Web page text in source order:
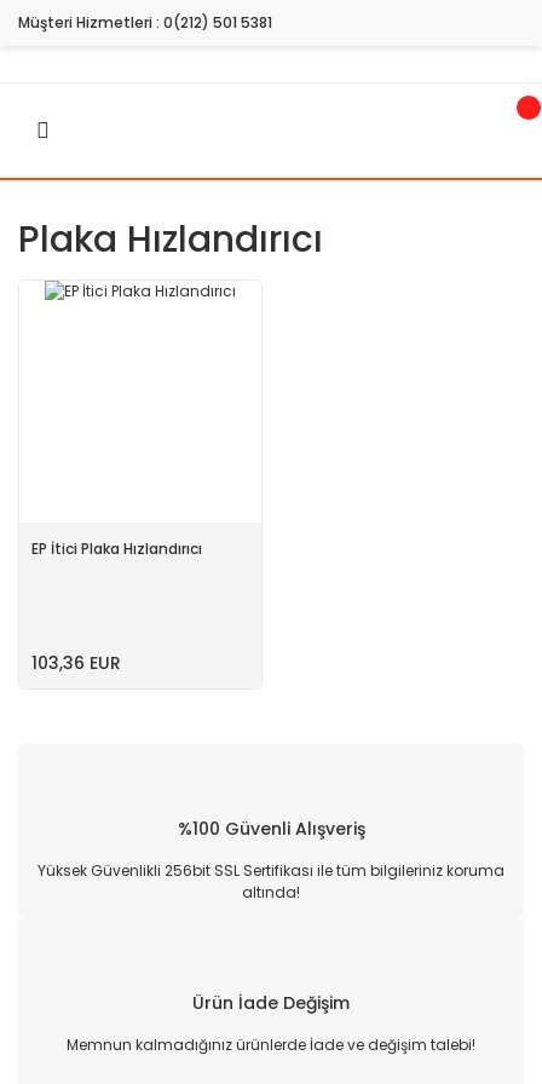
Müşteri Hizmetleri : 0(212) 501 5381
Plaka Hızlandırıcı
EP İtici Plaka Hızlandırıcı
103,36 EUR
%100 Güvenli Alışveriş
Yüksek Güvenlikli 256bit SSL Sertifikası ile tüm bilgileriniz koruma
altında!
Ürün İade Değişim
Memnun kalmadığınız ürünlerde İade ve değişim talebi!